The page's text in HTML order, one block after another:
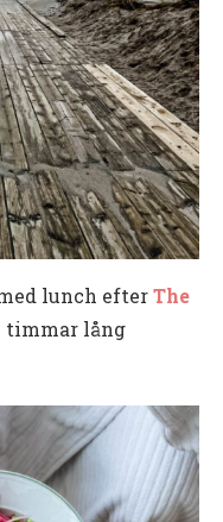
lunch efterThe
timmar lång